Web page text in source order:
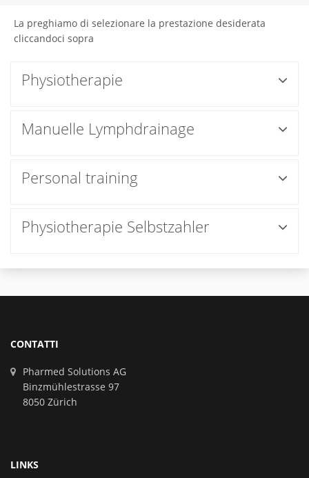
La preghiamo di selezionare la prestazione desiderata
cliccandoci sopra
Physiotherapie
Manuelle Lymphdrainage
Personal training
Physiotherapie Selbstzahler
CONTATTI
Pharmed Solutions AG
Binzmühlestrasse 97
8050 Zürich
LINKS